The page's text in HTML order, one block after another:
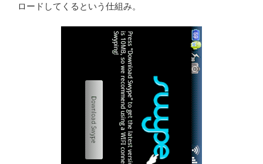
ロードしてくるという仕組み。